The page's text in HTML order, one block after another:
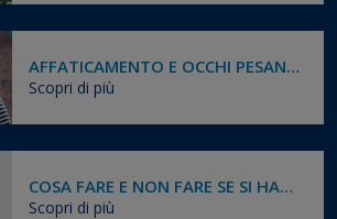
AFFATICAMENTO E OCCHI PESANTI:
RIMEDI
Scopri di più
COSA FARE E NON FARE SE SI HA
QUALCOSA NELL’OCCHIO
Scopri di più